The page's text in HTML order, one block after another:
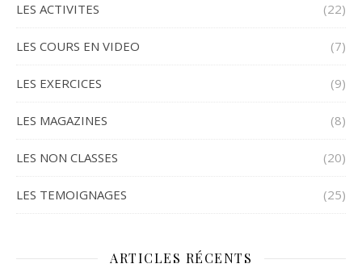
LES ACTIVITES (22)
LES COURS EN VIDEO (7)
LES EXERCICES (9)
LES MAGAZINES (8)
LES NON CLASSES (20)
LES TEMOIGNAGES (25)
ARTICLES RÉCENTS